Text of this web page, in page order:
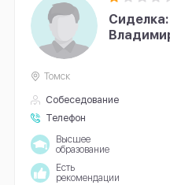
Собеседование
Телефон
Томск
Высшее
образование
Есть
рекомендации